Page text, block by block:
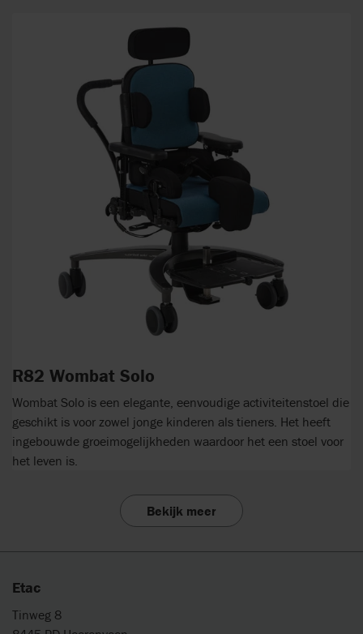
R82 Wombat Solo
Wombat Solo is een elegante, eenvoudige activiteitenstoel die
geschikt is voor zowel jonge kinderen als tieners. Het heeft
ingebouwde groeimogelijkheden waardoor het een stoel voor
het leven is.
Bekijk meer
Etac
Tinweg 8